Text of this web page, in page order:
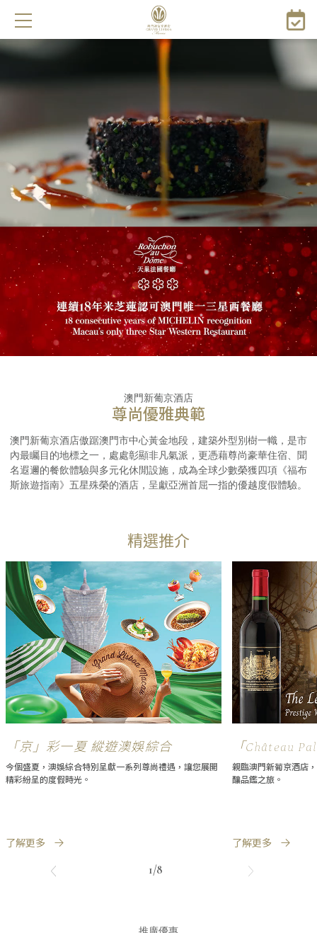
主
澳門新葡京酒店
尊尚優雅典範
澳門新葡京酒店傲踞澳門市中心黃金地段，建築外型別樹一幟，是市
內最矚目的地標之一，處處彰顯非凡氣派，更憑藉尊尚豪華住宿、聞
名遐邇的餐飲體驗與多元化休閒設施，成為全球少數榮獲四項《福布
斯旅遊指南》五星殊榮的酒店，呈獻亞洲首屈一指的優越度假體驗。
精選推介
「京」彩一夏 縱遊澳娛綜合
今個盛夏，澳娛綜合特別呈獻一系列尊尚禮遇，讓您展開
精彩紛呈的度假時光。
了解更多
「Château
鑑饗宴
親臨澳門新葡京酒店
釀品鑑之旅。
了解更多
1/8
推廣優惠